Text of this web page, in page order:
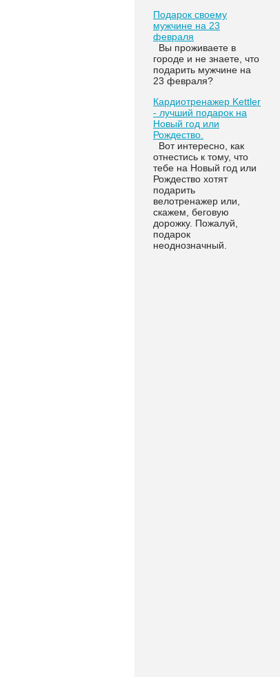
Подарок своему
мужчине на 23
февраля
Вы проживаете в
городе и не знаете, что
подарить мужчине на
23 февраля?
Кардиотренажер Kettler
- лучший подарок на
Новый год или
Рождество.
Вот интересно, как
отнестись к тому, что
тебе на Новый год или
Рождество хотят
подарить
велотренажер или,
скажем, беговую
дорожку. Пожалуй,
подарок
неоднозначный.